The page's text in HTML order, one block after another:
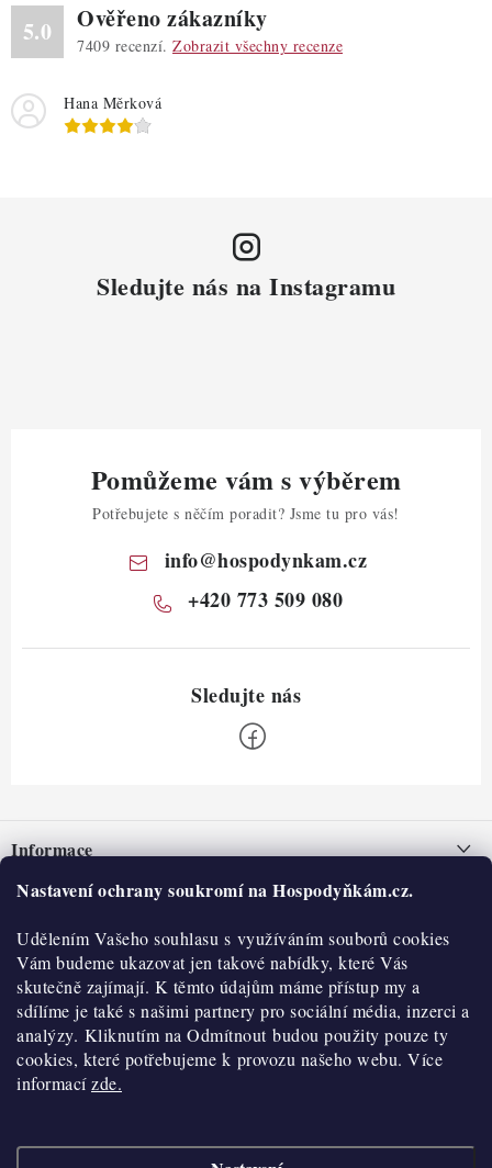
Nastavení ochrany soukromí na Hospodyňkám.cz.
Udělením Vašeho souhlasu s využíváním souborů cookies
Vám budeme ukazovat jen takové nabídky, které Vás
skutečně zajímají. K těmto údajům máme přístup my a
sdílíme je také s našimi partnery pro sociální média, inzerci a
analýzy. Kliknutím na Odmítnout budou použity pouze ty
cookies, které potřebujeme k provozu našeho webu. Více
informacízde.
5.0 Ověřeno zákazníky
7409 recenzí. Zobrazit všechny recenze
Hana Měrková
Sledujte nás na Instagramu
Pomůžeme vám s výběrem
Potřebujete s něčím poradit? Jsme tu pro vás!
info@hospodynkam.cz
+420 773 509 080
pInformace
Nepřevzetí zásilky na dobírku
Obchodní podmínky
Hodnocení obchodu
Blog
Moje objednávka
O nás
Historie
Kontakty
O nákupu
Reklamace a vratky
Výdejní místa